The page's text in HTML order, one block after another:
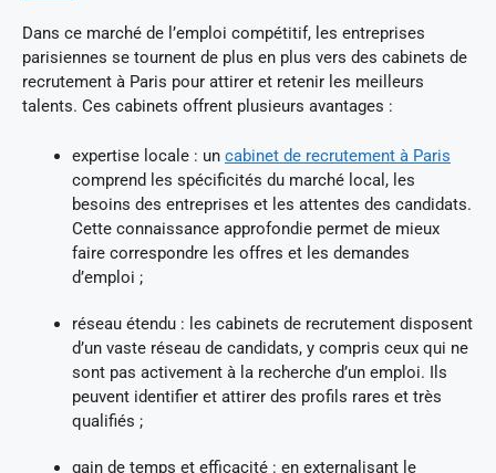
Dans ce marché de l’emploi compétitif, les entreprises
parisiennes se tournent de plus en plus vers des cabinets de
recrutement à Paris pour attirer et retenir les meilleurs
talents. Ces cabinets offrent plusieurs avantages :
expertise locale : un cabinet de recrutement à Paris
comprend les spécificités du marché local, les
besoins des entreprises et les attentes des candidats.
Cette connaissance approfondie permet de mieux
faire correspondre les offres et les demandes
d’emploi ;
réseau étendu : les cabinets de recrutement disposent
d’un vaste réseau de candidats, y compris ceux qui ne
sont pas activement à la recherche d’un emploi. Ils
peuvent identifier et attirer des profils rares et très
qualifiés ;
gain de temps et efficacité : en externalisant le